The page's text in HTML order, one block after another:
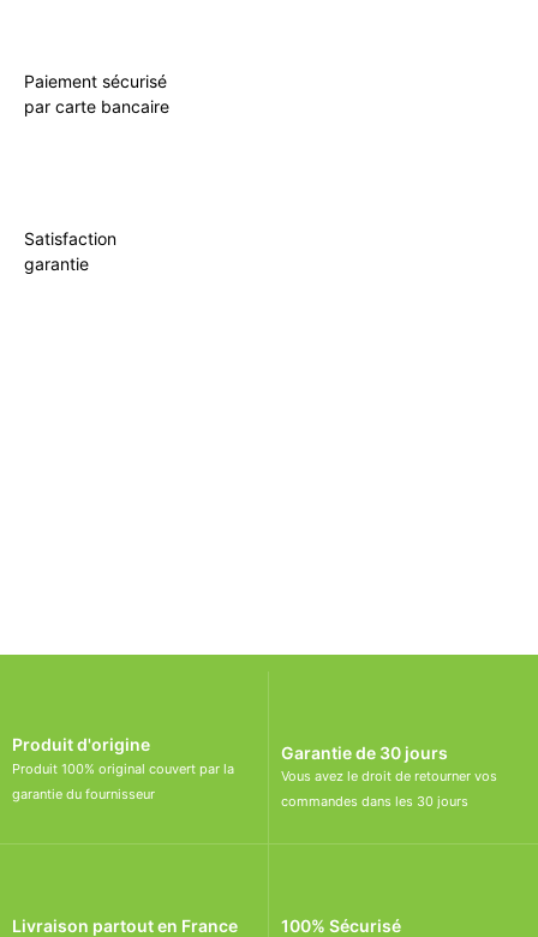
Paiement sécurisé
par carte bancaire
Satisfaction
garantie
Produit d'origine
Produit 100% original couvert par la
garantie du fournisseur
Garantie de 30 jours
Vous avez le droit de retourner vos
commandes dans les 30 jours
Livraison partout en France 100% Sécurisé